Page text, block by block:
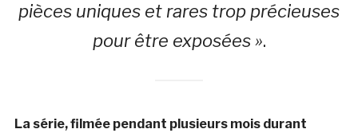
pièces uniques et rares trop précieuses
pour être exposées ».
La série, filmée pendant plusieurs mois durant